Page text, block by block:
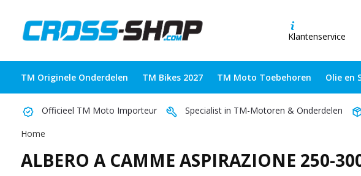
Klantenservice
TM Originele Onderdelen TM Bikes 2027 TM Moto Toebehoren Olie en
Officieel TM Moto Importeur Specialist in TM-Motoren & Onderdelen
Home
ALBERO A CAMME ASPIRAZIONE 250-